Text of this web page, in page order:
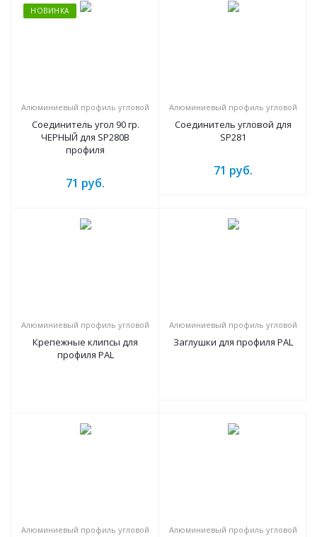
НОВИНКА
Алюминиевый профиль угловой
Соединитель угол 90 гр.
ЧЕРНЫЙ для SP280B
профиля
71 руб.
Алюминиевый профиль угловой
Соединитель угловой для
SP281
71 руб.
Алюминиевый профиль угловой
Крепежные клипсы для
профиля PAL
Алюминиевый профиль угловой
Заглушки для профиля PAL
Алюминиевый профиль угловой Алюминиевый профиль угловой